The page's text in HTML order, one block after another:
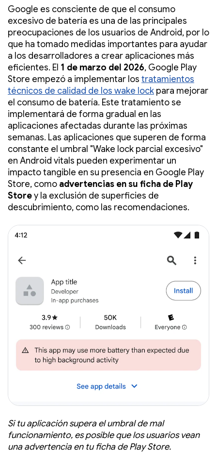
Google es consciente de que el consumo
excesivo de batería es una de las principales
preocupaciones de los usuarios de Android, por lo
que ha tomado medidas importantes para ayudar
a los desarrolladores a crear aplicaciones más
eficientes. El 1 de marzo del 2026, Google Play
Store empezó a implementar los tratamientos
técnicos de calidad de los wake lock para mejorar
el consumo de batería. Este tratamiento se
implementará de forma gradual en las
aplicaciones afectadas durante las próximas
semanas. Las aplicaciones que superen de forma
constante el umbral "Wake lock parcial excesivo"
en Android vitals pueden experimentar un
impacto tangible en su presencia en Google Play
Store, como advertencias en su ficha de Play
Storey la exclusión de superficies de
descubrimiento, como las recomendaciones.
Si tu aplicación supera el umbral de mal
funcionamiento, es posible que los usuarios vean
una advertencia en tu ficha de Play Store.